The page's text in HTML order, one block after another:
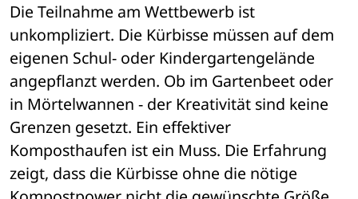
Die Teilnahme am Wettbewerb ist
unkompliziert. Die Kürbisse müssen auf dem
eigenen Schul- oder Kindergartengelände
angepflanzt werden. Ob im Gartenbeet oder
in Mörtelwannen - der Kreativität sind keine
Grenzen gesetzt. Ein effektiver
Komposthaufen ist ein Muss. Die Erfahrung
zeigt, dass die Kürbisse ohne die nötige